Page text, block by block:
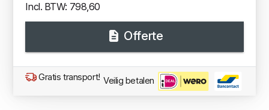
Incl. BTW: 798,60
Offerte
Gratis transport! Veilig betalen